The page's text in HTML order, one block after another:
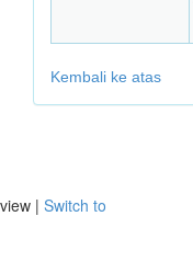
Kembali ke atas
view | Switch to